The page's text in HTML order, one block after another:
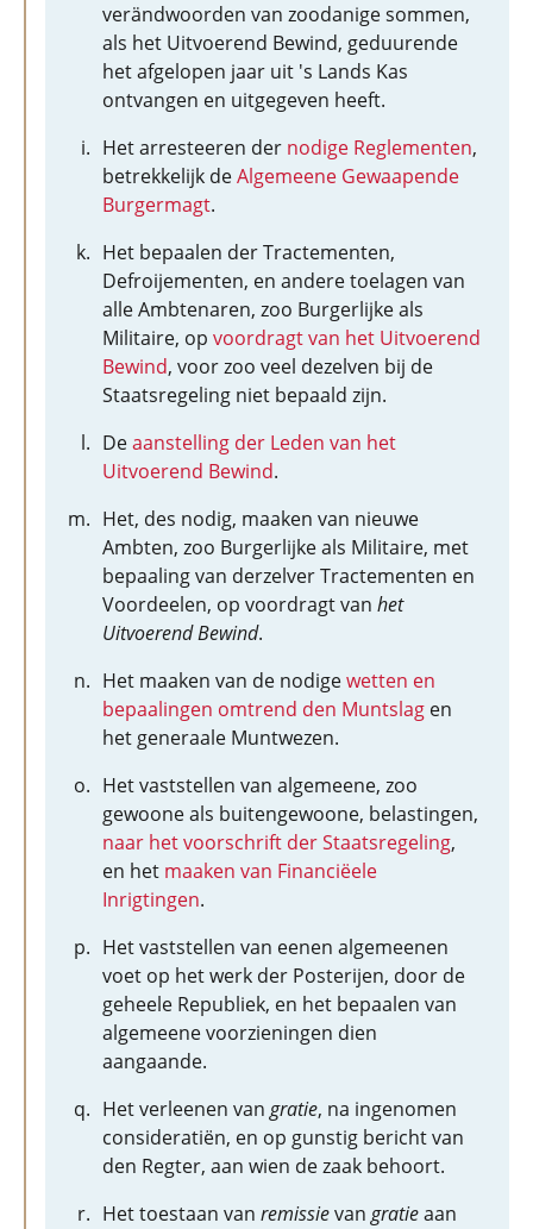
verändwoorden van zoodanige sommen,
als het Uitvoerend Bewind, geduurende
het afgelopen jaar uit 's Lands Kas
ontvangen en uitgegeven heeft.
Het arresteeren der nodige Reglementen,
betrekkelijk deAlgemeene Gewaapende
Burgermagt.
Het bepaalen der Tractementen,
Defroijementen, en andere toelagen van
alle Ambtenaren, zoo Burgerlijke als
Militaire, op voordragt van het Uitvoerend
Bewind, voor zoo veel dezelven bij de
Staatsregeling niet bepaald zijn.
Deaanstelling der Leden van het
Uitvoerend Bewind.
Het, des nodig, maaken van nieuwe
Ambten, zoo Burgerlijke als Militaire, met
bepaaling van derzelver Tractementen en
Voordeelen, op voordragt van het
Uitvoerend Bewind.
Het maaken van de nodigewetten en
bepaalingen omtrend den Muntslag en
het generaale Muntwezen.
Het vaststellen van algemeene, zoo
gewoone als buitengewoone, belastingen,
naar het voorschrift der Staatsregeling,
en het maaken van Financiëele
Inrigtingen.
Het vaststellen van eenen algemeenen
voet op het werk der Posterijen, door de
geheele Republiek, en het bepaalen van
algemeene voorzieningen dien
aangaande.
Het verleenen van gratie, na ingenomen
consideratiën, en op gunstig bericht van
den Regter, aan wien de zaak behoort.
Het toestaan van remissievan gratieaan